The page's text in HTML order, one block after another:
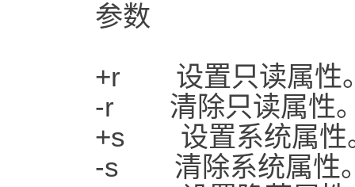
参数
+r 设置只读属性
-r 清除只读属性
+s 设置系统属性
-s 清除系统属性